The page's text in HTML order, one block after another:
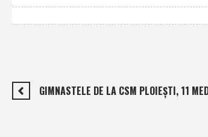
GIMNASTELE DE LA CSM PLOIEŞTI, 11